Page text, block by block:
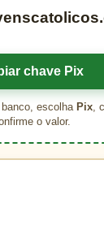
chave Pix
escolha Pix,
o valor.